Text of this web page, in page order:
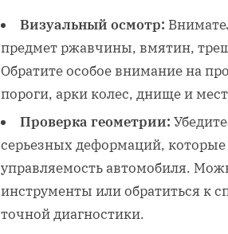
Визуальный осмотр:
предмет ржавчины‚ вмятин‚
Обратите особое внимание на
пороги‚ арки колес‚ днище и
Проверка геометрии:
серьезных деформаций‚
управляемость автомобиля.
инструменты или обратиться к
точной диагностики.